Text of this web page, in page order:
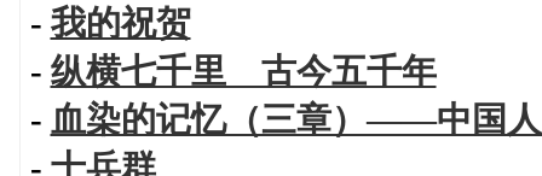
- 我的祝贺
- 纵横七千里 古今五千年
- 血染的记忆（三章）——中国
- 士兵群